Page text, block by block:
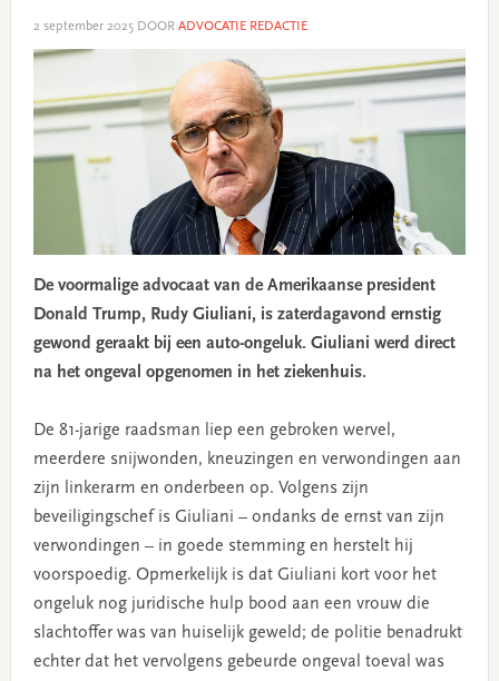
2 september 2025DOOR ADVOCATIE REDACTIE
De voormalige advocaat van de Amerikaanse president
Donald Trump, Rudy Giuliani, is zaterdagavond ernstig
gewond geraakt bij een auto-ongeluk. Giuliani werd direct
na het ongeval opgenomen in het ziekenhuis.
De 81-jarige raadsman liep een gebroken wervel,
meerdere snijwonden, kneuzingen en verwondingen aan
zijn linkerarm en onderbeen op. Volgens zijn
beveiligingschef is Giuliani – ondanks de ernst van zijn
verwondingen – in goede stemming en herstelt hij
voorspoedig. Opmerkelijk is dat Giuliani kort voor het
ongeluk nog juridische hulp bood aan een vrouw die
slachtoffer was van huiselijk geweld; de politie benadrukt
echter dat het vervolgens gebeurde ongeval toeval was